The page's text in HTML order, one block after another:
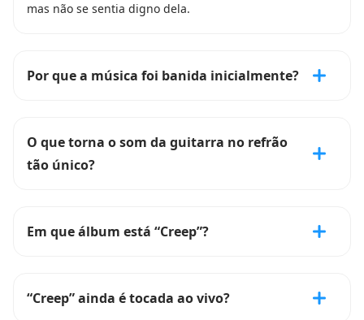
mas não se sentia digno dela.
Por que a música foi banida inicialmente?
O que torna o som da guitarra no refrão
tão único?
Em que álbum está “Creep”?
“Creep” ainda é tocada ao vivo?